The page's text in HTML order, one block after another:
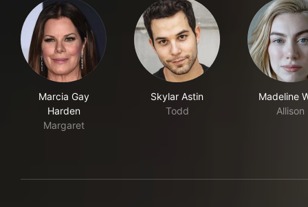
Marcia Gay
Harden
Margaret
Skylar Astin
Todd
Madeline
Allison